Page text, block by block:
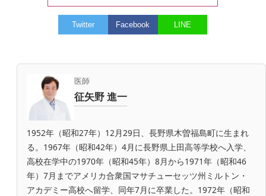
Twitter Facebook LINE
医師
征矢野 進一
1952年（昭和27年）12月29日、長野県木曽福島町に生まれ
る。1967年（昭和42年）4月に長野県上田高等学校へ入学、
高校在学中の1970年（昭和45年）8月から1971年（昭和46
年）7月までアメリカ合衆国マサチューセッツ州ミルトン・
アカデミー高校へ留学、同年7月に卒業した。1972年（昭和